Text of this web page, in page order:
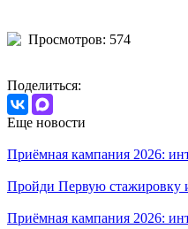
Просмотров: 574
Поделиться:
Еще новости
Приёмная кампания 2026:
Пройди Первую стажировку
Приёмная кампания 2026: